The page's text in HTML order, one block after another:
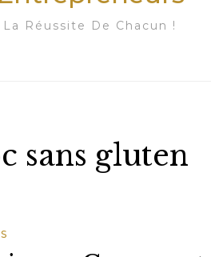
Réussite De Chacun !
sans gluten